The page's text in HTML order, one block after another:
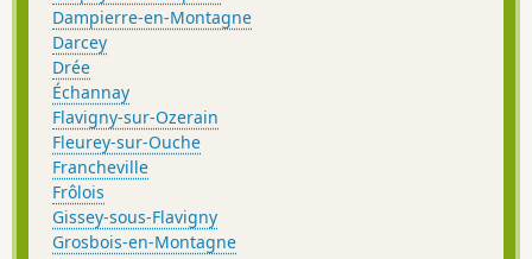
Dampierre-en-Montagne
Darcey
Drée
Échannay
Flavigny-sur-Ozerain
Fleurey-sur-Ouche
Francheville
Frôlois
Gissey-sous-Flavigny
Grosbois-en-Montagne